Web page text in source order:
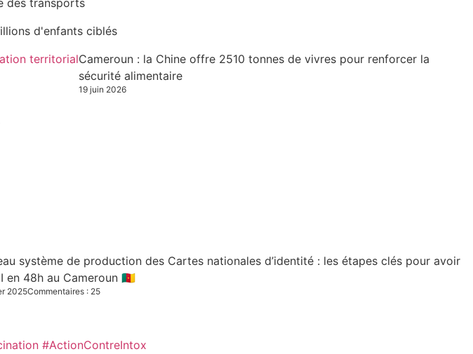
des transports
d'enfants ciblés
Cameroun : la Chine offre 2510 tonnes de vivres pour renforcer la
sécurité alimentaire
19 juin 2026
système de production des Cartes nationales d’identité : les étapes clés pour avoir
en 48h au Cameroun 🇨🇲
2025Commentaires : 25
#ActionContreIntox